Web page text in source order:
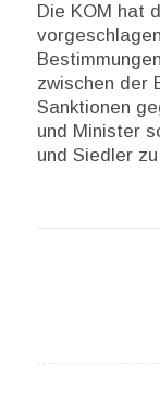
Die KOM hat
zwischen der
Sanktionen
und Minister
und Siedler